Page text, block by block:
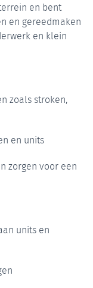
en bent
en gereedmaken
en klein
zoals stroken,
en units
zorgen voor een
units en